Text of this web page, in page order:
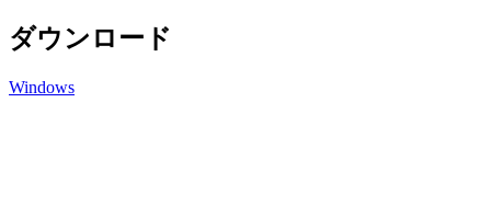
ダウンロード
Windows